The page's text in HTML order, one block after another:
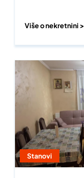
Više o nekretnini >
Stanovi